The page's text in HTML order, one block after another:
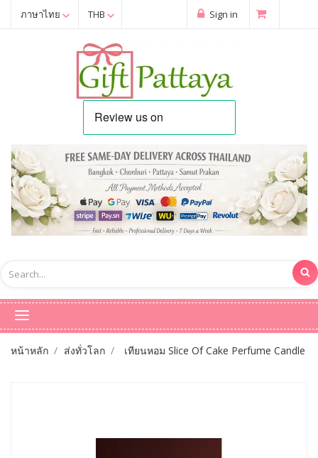
ภาษาไทย THB Sign in
หน้าหลัก ส่งทั่วโลก เทียนหอม Slice Of Cake Perfume Candle